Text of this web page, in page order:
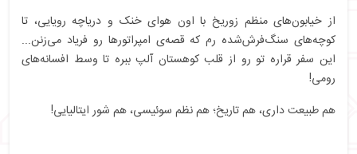
از خیابون‌های منظم زوریخ با اون هوای خنک و دریاچه‌ رویایی، تا
کوچه‌های سنگ‌فرش‌شده‌ رم که قصه‌ی امپراتورها رو فریاد می‌زنن...
این سفر قراره تو رو از قلب کوهستان آلپ ببره تا وسط افسانه‌های
رومی!
هم طبیعت داری، هم تاریخ؛ هم نظم سوئیسی، هم شور ایتالیایی!